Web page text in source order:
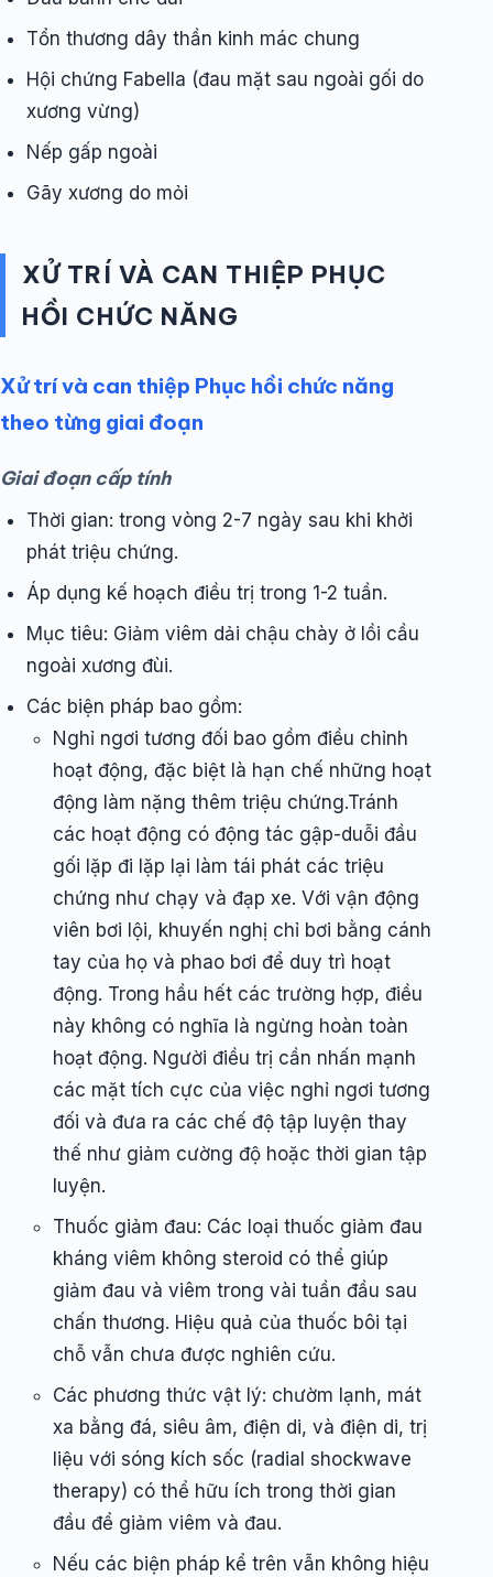
Tổn thương dây thần kinh mác chung
Hội chứng Fabella (đau mặt sau ngoài gối do
xương vừng)
Nếp gấp ngoài
Gãy xương do mỏi
XỬ TRÍ VÀ CAN THIỆP PHỤC
HỒI CHỨC NĂNG
Xử trí và can thiệp Phục hồi chức năng
theo từng giai đoạn
Giai đoạn cấp tính
Thời gian: trong vòng 2-7 ngày sau khi khởi
phát triệu chứng.
Áp dụng kế hoạch điều trị trong 1-2 tuần.
Mục tiêu: Giảm viêm dải chậu chày ở lồi cầu
ngoài xương đùi.
Các biện pháp bao gồm:
Nghỉ ngơi tương đối bao gồm điều chỉnh
hoạt động, đặc biệt là hạn chế những hoạt
động làm nặng thêm triệu chứng.Tránh
các hoạt động có động tác gập-duỗi đầu
gối lặp đi lặp lại làm tái phát các triệu
chứng như chạy và đạp xe. Với vận động
viên bơi lội, khuyến nghị chỉ bơi bằng cánh
tay của họ và phao bơi để duy trì hoạt
động. Trong hầu hết các trường hợp, điều
này không có nghĩa là ngừng hoàn toàn
hoạt động. Người điều trị cần nhấn mạnh
các mặt tích cực của việc nghỉ ngơi tương
đối và đưa ra các chế độ tập luyện thay
thế như giảm cường độ hoặc thời gian tập
luyện.
Thuốc giảm đau: Các loại thuốc giảm đau
kháng viêm không steroid có thể giúp
giảm đau và viêm trong vài tuần đầu sau
chấn thương. Hiệu quả của thuốc bôi tại
chỗ vẫn chưa được nghiên cứu.
Các phương thức vật lý: chườm lạnh, mát
xa bằng đá, siêu âm, điện di, và điện di, trị
liệu với sóng kích sốc (radial shockwave
therapy) có thể hữu ích trong thời gian
đầu để giảm viêm và đau.
Nếu các biện pháp kể trên vẫn không hiệu